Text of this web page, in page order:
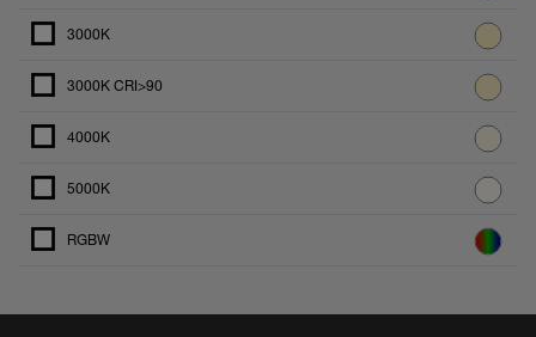
3000K
3000K CRI>90
4000K
5000K
RGBW